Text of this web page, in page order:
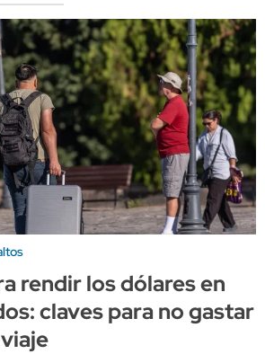
rendir los dólares en
claves para no gastar